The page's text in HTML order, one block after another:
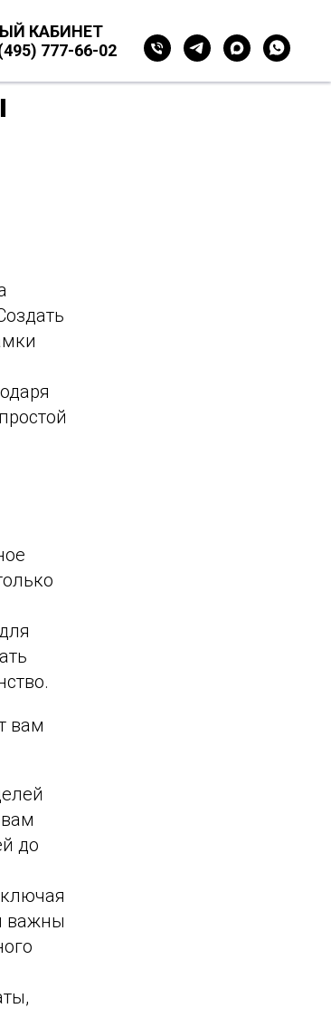
КАБИНЕТ
777-66-02
вам
до
важны